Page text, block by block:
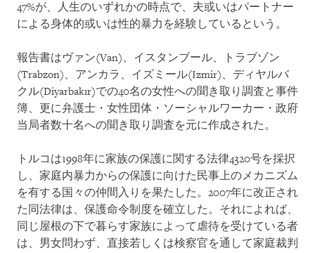
47%が、人生のいずれかの時点で、夫或いはパートナー
による身体的或いは性的暴力を経験しているという。
報告書はヴァン(Van)、イスタンブール、トラブゾン
(Trabzon)、アンカラ、イズミール(Izmir)、ディヤルバ
クル(Diyarbakır)での40名の女性への聞き取り調査と事件
簿、更に弁護士・女性団体・ソーシャルワーカー・政府
当局者数十名への聞き取り調査を元に作成された。
トルコは1998年に家族の保護に関する法律4320号を採択
し、家庭内暴力からの保護に向けた民事上のメカニズム
を有する国々の仲間入りを果たした。2007年に改正され
た同法律は、保護命令制度を確立した。それによれば、
同じ屋根の下で暮らす家族によって虐待を受けている者
は、男女問わず、直接若しくは検察官を通して家庭裁判